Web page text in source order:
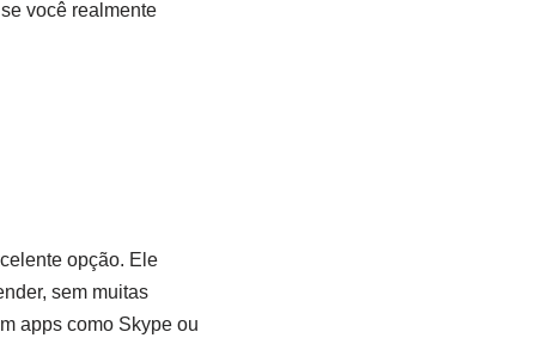
você realmente
opção. Ele
sem muitas
apps como Skype ou